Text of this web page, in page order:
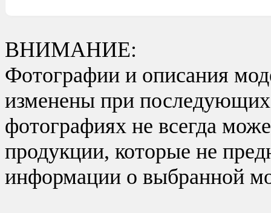
ВНИМАНИЕ:
Фотографии и описания
изменены при последующих
фотографиях не всегда
продукции, которые не
информации о выбранной